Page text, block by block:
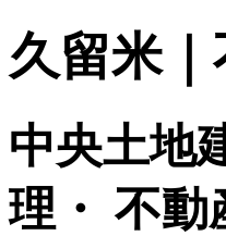
久留米
中央土地
理・ 不動